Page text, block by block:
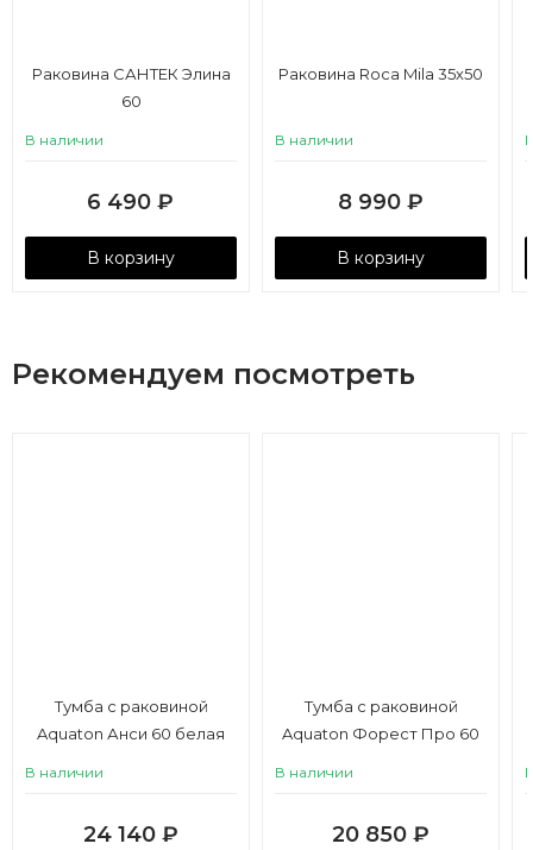
Раковина САНТЕК Элина
60
В наличии
6 490 ₽
В корзину
Раковина Roca Mila 35х50
В наличии
8 990 ₽
В корзину
Рекомендуем посмотреть
Тумба с раковиной
Aquaton Анси 60 белая
В наличии
24 140 ₽
Тумба с раковиной
Aquaton Форест Про 60
В наличии
20 850 ₽